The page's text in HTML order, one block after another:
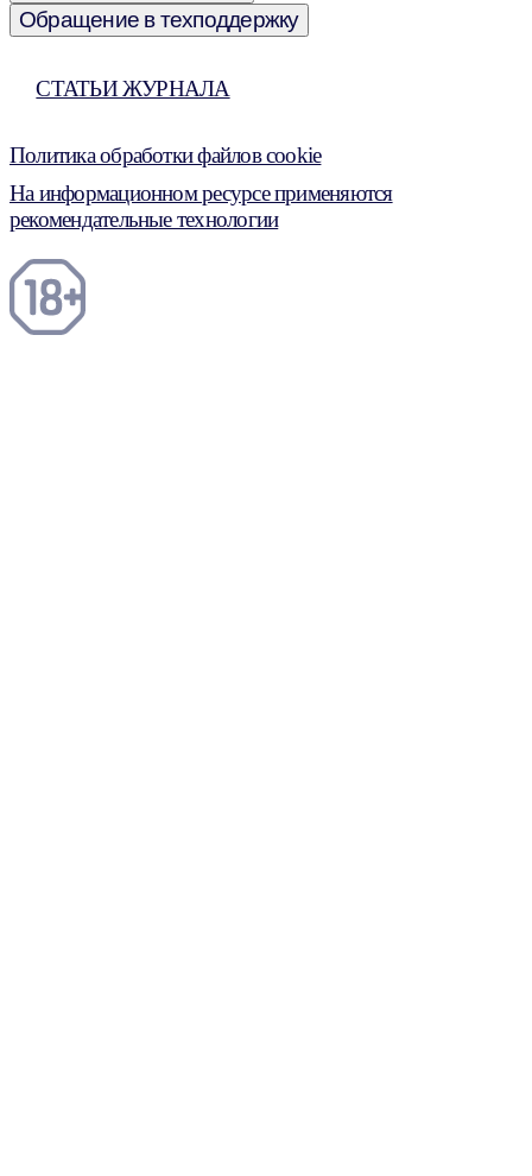
Обращение в техподдержку
СТАТЬИ ЖУРНАЛА
Политика обработки файлов cookie
На информационном ресурсе применяются
рекомендательные технологии